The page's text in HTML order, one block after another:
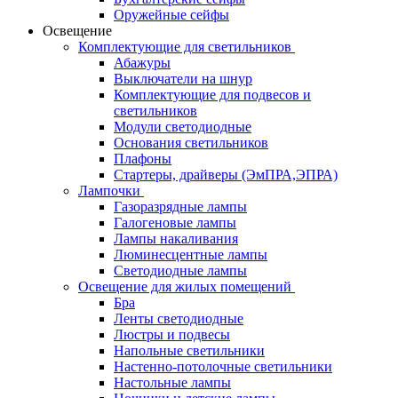
Оружейные сейфы
Освещение
Комплектующие для светильников
Абажуры
Выключатели на шнур
Комплектующие для подвесов и
светильников
Модули светодиодные
Основания светильников
Плафоны
Стартеры, драйверы (ЭмПРА,ЭПРА)
Лампочки
Газоразрядные лампы
Галогеновые лампы
Лампы накаливания
Люминесцентные лампы
Светодиодные лампы
Освещение для жилых помещений
Бра
Ленты светодиодные
Люстры и подвесы
Напольные светильники
Настенно-потолочные светильники
Настольные лампы